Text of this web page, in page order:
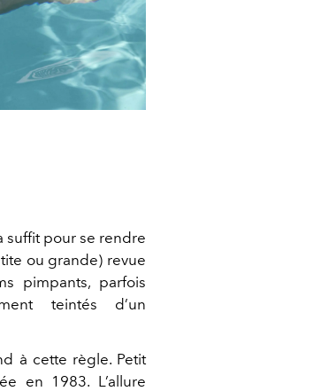
suffit pour se rendre
ou grande) revue
pimpants, parfois
teintés d’un
à cette règle. Petit
en 1983. L’allure